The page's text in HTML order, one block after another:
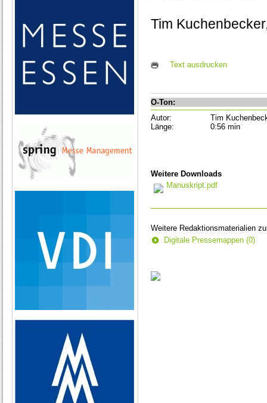
Tim
Text ausdrucken
O-Ton:
Autor:
Tim
Länge:
0:56 min
Weitere Downloads
Manuskript.pdf
Weitere Redaktionsmaterialien
Digitale Pressemappen (0)